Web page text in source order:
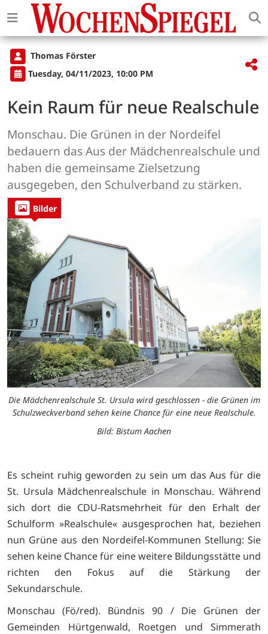
Thomas Förster
Tuesday, 04/11/2023, 10:00 PM
Kein Raum für neue Realschule
Monschau. Die Grünen in der Nordeifel
bedauern das Aus der Mädchenrealschule und
haben die gemeinsame Zielsetzung
ausgegeben, den Schulverband zu stärken.
Bilder
Die Mädchenrealschule St. Ursula wird geschlossen - die Grünen im
Schulzweckverband sehen keine Chance für eine neue Realschule.
Bild: Bistum Aachen
Es scheint ruhig geworden zu sein um das Aus für die
St. Ursula Mädchenrealschule in Monschau. Während
sich dort die CDU-Ratsmehrheit für den Erhalt der
Schulform »Realschule« ausgesprochen hat, beziehen
nun Grüne aus den Nordeifel-Kommunen Stellung: Sie
sehen keine Chance für eine weitere Bildungsstätte und
richten den Fokus auf die Stärkung der
Sekundarschule.
Monschau (Fö/red). Bündnis 90 / Die Grünen der
Gemeinden Hürtgenwald, Roetgen und Simmerath